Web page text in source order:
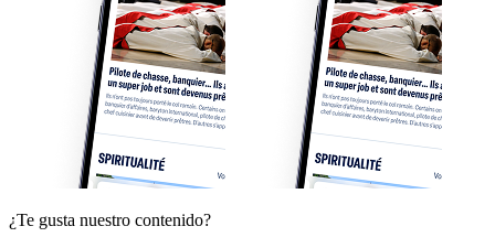
¿Te gusta nuestro contenido?